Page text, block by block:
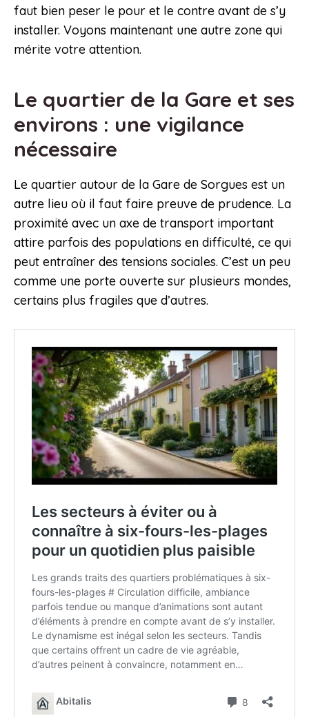
faut bien peser le pour et le contre avant de s’y
installer. Voyons maintenant une autre zone qui
mérite votre attention.
Le quartier de la Gare et ses
environs : une vigilance
nécessaire
Le quartier autour de la Gare de Sorgues est un
autre lieu où il faut faire preuve de prudence. La
proximité avec un axe de transport important
attire parfois des populations en difficulté, ce qui
peut entraîner des tensions sociales. C’est un peu
comme une porte ouverte sur plusieurs mondes,
certains plus fragiles que d’autres.